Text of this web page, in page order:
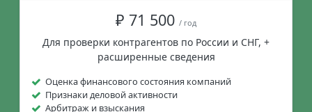
₽ 71 500 / год
Для проверки контрагентов по России и СНГ, +
расширенные сведения
Оценка финансового состояния компаний
Признаки деловой активности
Арбитраж и взыскания